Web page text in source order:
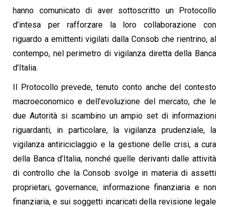
hanno comunicato di aver sottoscritto un Protocollo
d’intesa per rafforzare la loro collaborazione con
riguardo a emittenti vigilati dalla Consob che rientrino, al
contempo, nel perimetro di vigilanza diretta della Banca
d’Italia.
Il Protocollo prevede, tenuto conto anche del contesto
macroeconomico e dell’evoluzione del mercato, che le
due Autorità si scambino un ampio set di informazioni
riguardanti, in particolare, la vigilanza prudenziale, la
vigilanza antiriciclaggio e la gestione delle crisi, a cura
della Banca d’Italia, nonché quelle derivanti dalle attività
di controllo che la Consob svolge in materia di assetti
proprietari, governance, informazione finanziaria e non
finanziaria, e sui soggetti incaricati della revisione legale